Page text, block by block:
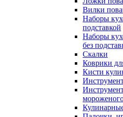
Вилки
Наборы
подставкой
Наборы
без
Скалки
Коврики
Кисти